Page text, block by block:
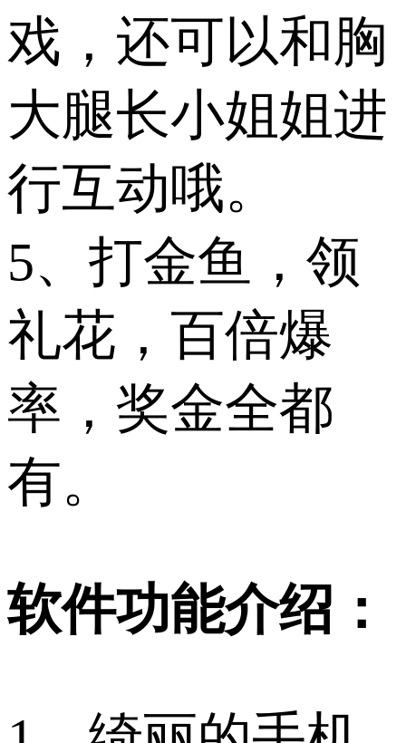
戏，还可以和胸
大腿长小姐姐进
行互动哦。
5、打金鱼，领
礼花，百倍爆
率，奖金全都
有。
软件功能介绍：